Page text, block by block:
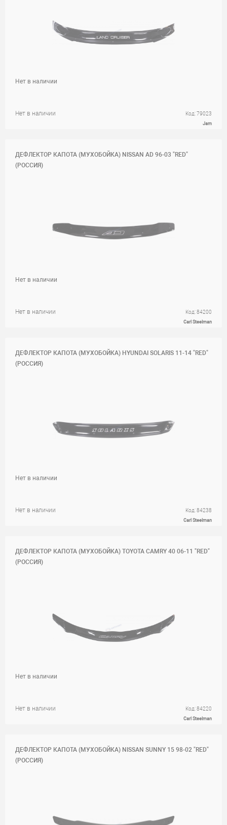
Нет в наличии Код: 79023
Jam
Нет в наличии
ДЕФЛЕКТОР КАПОТА (МУХОБОЙКА) NISSAN AD 96-03 "RED"
(РОССИЯ)
Нет в наличии Код: 84200
Carl Steelman
Нет в наличии
ДЕФЛЕКТОР КАПОТА (МУХОБОЙКА) HYUNDAI SOLARIS 11-14 "RED"
(РОССИЯ)
Нет в наличии Код: 84238
Carl Steelman
Нет в наличии
ДЕФЛЕКТОР КАПОТА (МУХОБОЙКА) TOYOTA CAMRY 40 06-11 "RED"
(РОССИЯ)
Нет в наличии Код: 84220
Carl Steelman
Нет в наличии
ДЕФЛЕКТОР КАПОТА (МУХОБОЙКА) NISSAN SUNNY 15 98-02 "RED"
(РОССИЯ)